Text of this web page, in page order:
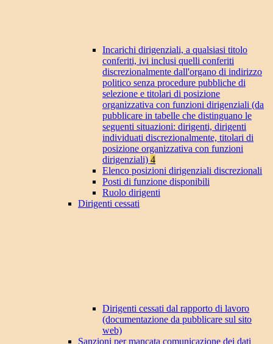
Incarichi dirigenziali, a qualsiasi titolo
conferiti, ivi inclusi quelli conferiti
discrezionalmente dall'organo di indirizzo
politico senza procedure pubbliche di
selezione e titolari di posizione
organizzativa con funzioni dirigenziali (da
pubblicare in tabelle che distinguano le
seguenti situazioni: dirigenti, dirigenti
individuati discrezionalmente, titolari di
posizione organizzativa con funzioni
dirigenziali) 4
Elenco posizioni dirigenziali discrezionali
Posti di funzione disponibili
Ruolo dirigenti
Dirigenti cessati
Dirigenti cessati dal rapporto di lavoro
(documentazione da pubblicare sul sito
web)
Sanzioni per mancata comunicazione dei dati